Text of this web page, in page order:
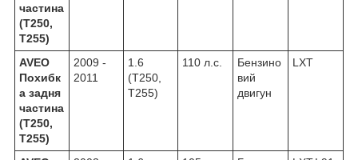
частина
(T250,
T255)
AVEO
Похибк
а задня
частина
(T250,
T255)
2009 -
2011
1.6
(T250,
T255)
110 л.с.
Бензино
вий
двигун
LXT